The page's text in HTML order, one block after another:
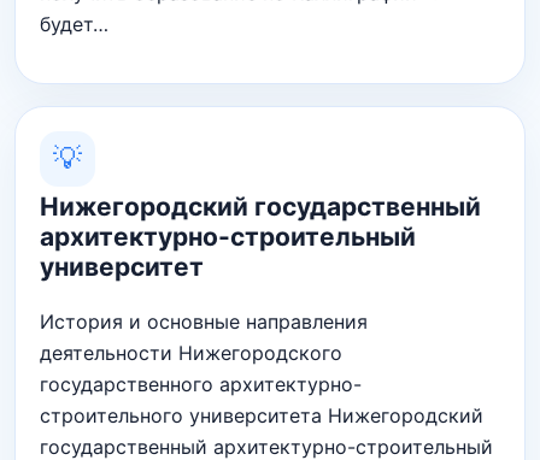
будет…
💡
Нижегородский государственный
архитектурно-строительный
университет
История и основные направления
деятельности Нижегородского
государственного архитектурно-
строительного университета Нижегородский
государственный архитектурно-строительный